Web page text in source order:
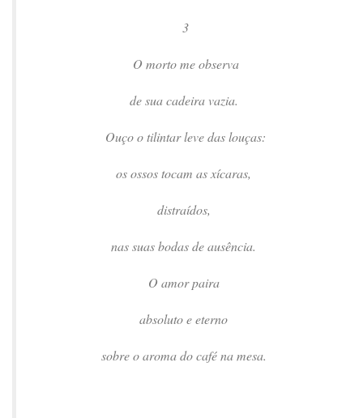
3
O morto me observa
de sua cadeira vazia.
Ouço o tilintar leve das louças:
os ossos tocam as xícaras,
distraídos,
nas suas bodas de ausência.
O amor paira
absoluto e eterno
sobre o aroma do café na mesa.